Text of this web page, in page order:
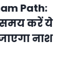
Path:
समय करें ये
नाश